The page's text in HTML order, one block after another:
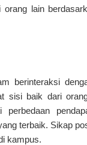
lain
berinteraksi
sisi baik dari
perbedaan
terbaik. Sikap
kampus.